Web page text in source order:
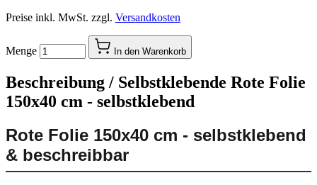
Preise inkl. MwSt. zzgl. Versandkosten
Menge In den Warenkorb
Beschreibung / Selbstklebende Rote Folie
150x40 cm - selbstklebend
Rote Folie 150x40 cm - selbstklebend
& beschreibbar